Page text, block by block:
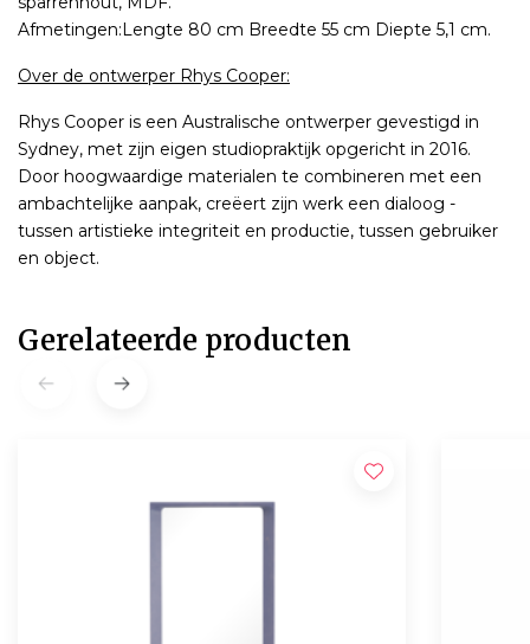
Afmetingen:Lengte 80 cm Breedte 55 cm Diepte 5,1 cm.
Over de ontwerper Rhys Cooper:
Rhys Cooper is een Australische ontwerper gevestigd in
Sydney, met zijn eigen studiopraktijk opgericht in 2016.
Door hoogwaardige materialen te combineren met een
ambachtelijke aanpak, creëert zijn werk een dialoog -
tussen artistieke integriteit en productie, tussen gebruiker
en object.
Gerelateerde producten